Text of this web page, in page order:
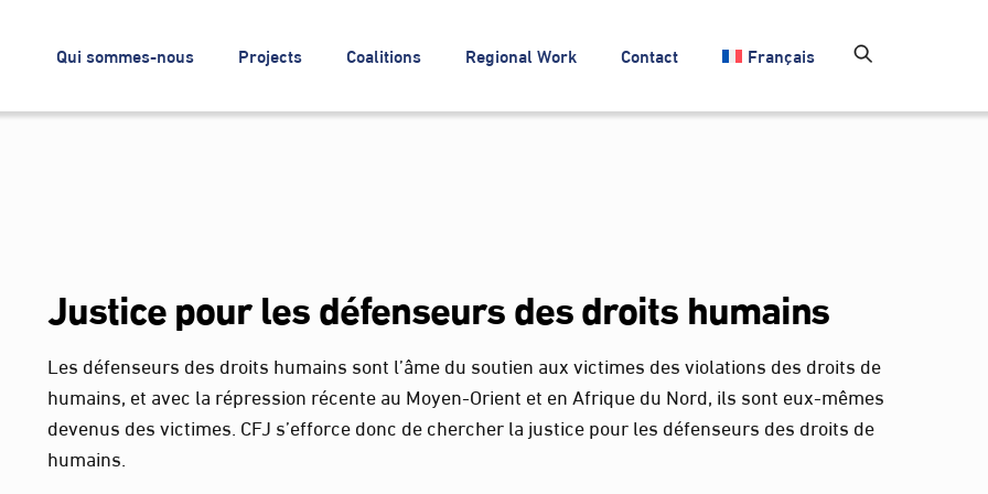
Qui sommes-nous Projects Coalitions Regional Work Contact Français
Justice pour les défenseurs des droits humains
Les défenseurs des droits humains sont l’âme du soutien aux victimes des violations des droits de
humains, et avec la répression récente au Moyen-Orient et en Afrique du Nord, ils sont eux-mêmes
devenus des victimes. CFJ s’efforce donc de chercher la justice pour les défenseurs des droits de
humains.